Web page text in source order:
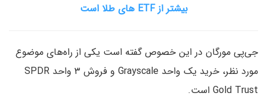
بیشتر از ETF های طلا است
جی‌پی مورگان در این خصوص گفته است یکی از راه‌های موضوع
مورد نظر، خرید یک واحد Grayscale و فروش ۳ واحد SPDR
Gold Trust است.